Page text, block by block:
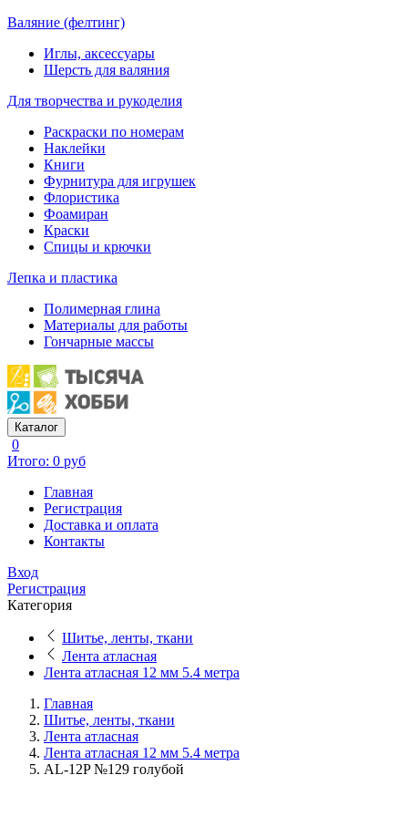
Валяние (фелтинг)
Иглы, аксессуары
Шерсть для валяния
Для творчества и рукоделия
Раскраски по номерам
Наклейки
Книги
Фурнитура для игрушек
Флористика
Фоамиран
Краски
Спицы и крючки
Лепка и пластика
Полимерная глина
Материалы для работы
Гончарные массы
Каталог
0
Итого: 0 руб
Главная
Регистрация
Доставка и оплата
Контакты
Вход
Регистрация
Категория
Шитье, ленты, ткани
Лента атласная
Лента атласная 12 мм 5.4 метра
Главная
Шитье, ленты, ткани
Лента атласная
Лента атласная 12 мм 5.4 метра
AL-12P №129 голубой